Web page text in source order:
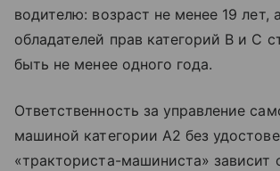
водителю: возраст не менее 19 лет,
обладателей прав категорий B и C
быть не менее одного года.
Ответственность за управление
машиной категории A2 без
«тракториста-машиниста» зависит